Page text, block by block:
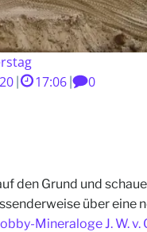
17:06 0
Grund und
über
Mineraloge J. W. v.